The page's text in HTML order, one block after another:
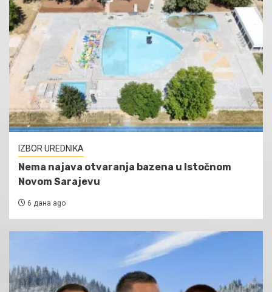
IZBOR UREDNIKA
Nema najava otvaranja bazena u Istočnom
Novom Sarajevu
6 дана ago